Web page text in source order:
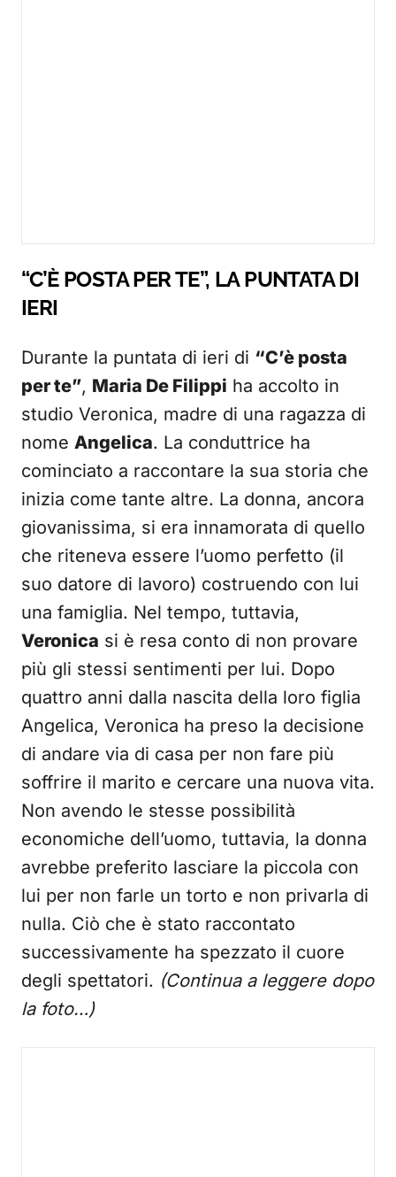
“C’È POSTA PER TE”, LA PUNTATA DI
IERI
Durante la puntata di ieri di “C’è posta
per te”, Maria De Filippi ha accolto in
studio Veronica, madre di una ragazza di
nome Angelica. La conduttrice ha
cominciato a raccontare la sua storia che
inizia come tante altre. La donna, ancora
giovanissima, si era innamorata di quello
che riteneva essere l’uomo perfetto (il
suo datore di lavoro) costruendo con lui
una famiglia. Nel tempo, tuttavia,
Veronica si è resa conto di non provare
più gli stessi sentimenti per lui. Dopo
quattro anni dalla nascita della loro figlia
Angelica, Veronica ha preso la decisione
di andare via di casa per non fare più
soffrire il marito e cercare una nuova vita.
Non avendo le stesse possibilità
economiche dell’uomo, tuttavia, la donna
avrebbe preferito lasciare la piccola con
lui per non farle un torto e non privarla di
nulla. Ciò che è stato raccontato
successivamente ha spezzato il cuore
degli spettatori. (Continua a leggere dopo
la foto…)